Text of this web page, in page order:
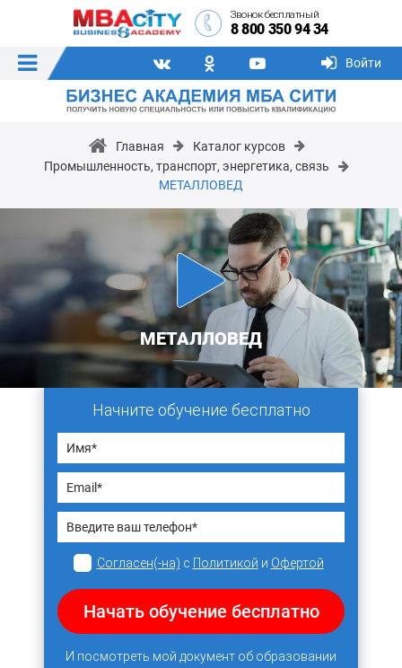
Звонок бесплатный
8 800 350 94 34
Войти
Главная
Каталог курсов
Промышленность, транспорт, энергетика, связь
МЕТАЛЛОВЕД
МЕТАЛЛОВЕД
Начните обучение бесплатно
Согласен(-на) с Политикой и Офертой
Начать обучение бесплатно
И посмотреть мой документ об образовании